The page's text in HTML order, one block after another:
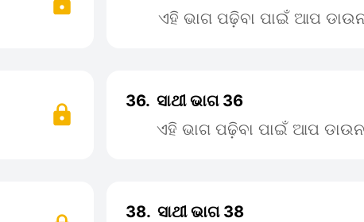
ଏହି ଭାଗ ପଢ଼ିବା ପାଇଁ ଆପ
36. ସାଥୀ ଭାଗ 36
ଏହି ଭାଗ ପଢ଼ିବା ପାଇଁ ଆପ
38. ସାଥୀ ଭାଗ 38